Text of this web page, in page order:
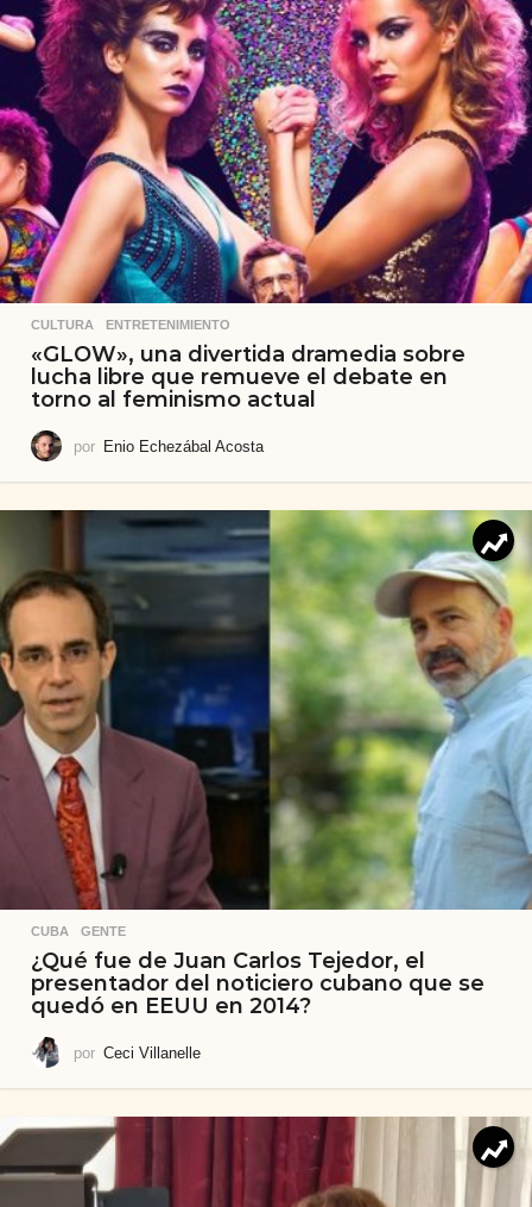
CULTURA ,ENTRETENIMIENTO
«GLOW», una divertida dramedia sobre
lucha libre que remueve el debate en
torno al feminismo actual
por Enio Echezábal Acosta
CUBA ,GENTE
¿Qué fue de Juan Carlos Tejedor, el
presentador del noticiero cubano que se
quedó en EEUU en 2014?
por Ceci Villanelle